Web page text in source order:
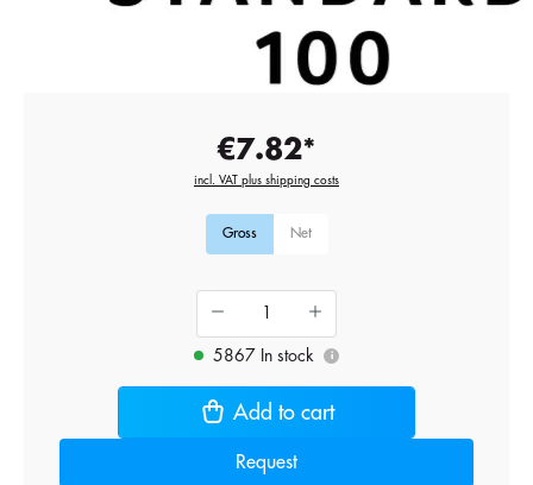
€7.82*
incl. VAT plus shipping costs
Gross Net
5867 In stock i
Add to cart
Request